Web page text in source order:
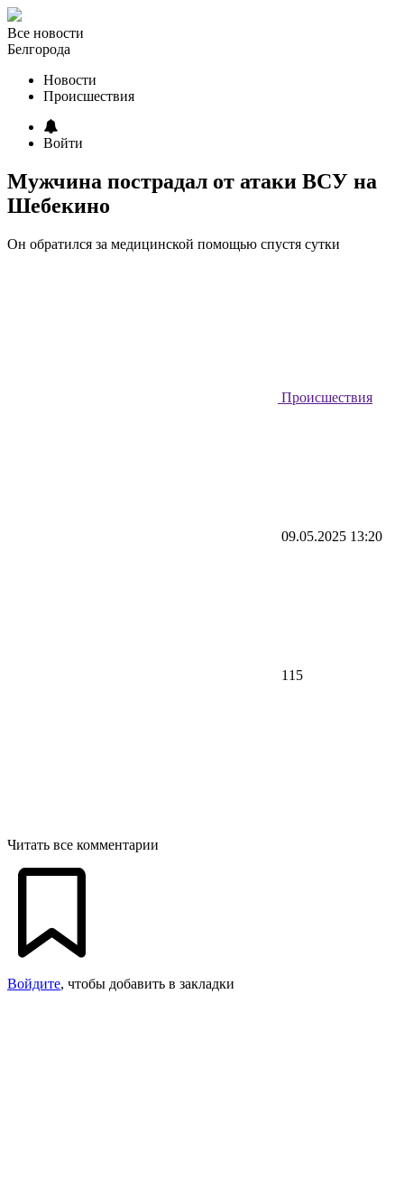
Все новости
Белгорода
Новости
Происшествия
Войти
Мужчина пострадал от атаки ВСУ на
Шебекино
Он обратился за медицинской помощью спустя сутки
Происшествия
09.05.2025 13:20
115
Читать все комментарии
Войдите, чтобы добавить в закладки